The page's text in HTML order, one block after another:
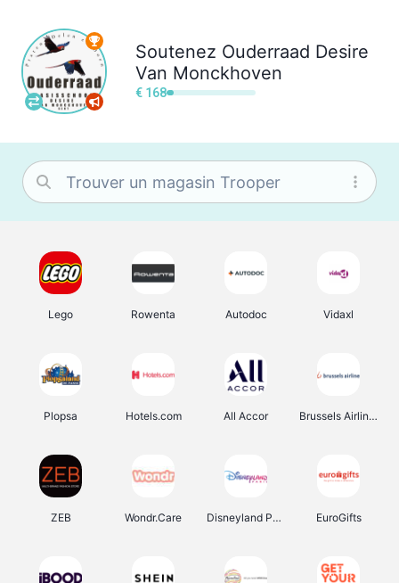
Soutenez Ouderraad Desire
Van Monckhoven
€ 168
Lego Rowenta Autodoc Vidaxl
Plopsa Hotels.com All Accor Brussels Airlines
ZEB Wondr.Care Disneyland Paris EuroGifts